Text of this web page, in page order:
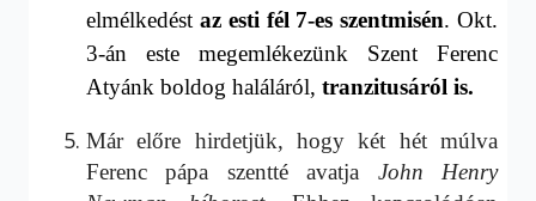
elmélkedést az esti fél 7-esszentmisén. Okt.
3-án este megemlékezünk Szent Ferenc
Atyánk boldog haláláról, tranzitusáról is.
Már előre hirdetjük, hogy két hét múlva
Ferenc pápa szentté avatja John Henry